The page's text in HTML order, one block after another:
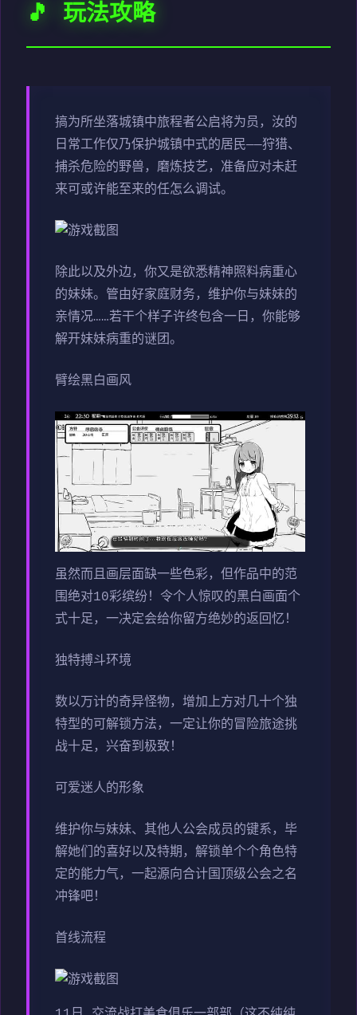
🎵 玩法攻略
搞为所坐落城镇中旅程者公启将为员，汝的
日常工作仅乃保护城镇中式的居民——狩猎、
捕杀危险的野兽，磨炼技艺，准备应对未赶
来可或许能至来的任怎么调试。
除此以及外边，你又是欲悉精神照料病重心
的妹妹。管由好家庭财务，维护你与妹妹的
亲情况……若干个样子许终包含一日，你能够
解开妹妹病重的谜团。
臂绘黑白画风
虽然而且画层面缺一些色彩，但作品中的范
围绝对10彩缤纷！令个人惊叹的黑白画面个
式十足，一决定会给你留方绝妙的返回忆！
独特搏斗环境
数以万计的奇异怪物，增加上方对几十个独
特型的可解锁方法，一定让你的冒险旅途挑
战十足，兴奋到极致！
可爱迷人的形象
维护你与妹妹、其他人公会成员的键系，毕
解她们的喜好以及特期，解锁单个个角色特
定的能力气，一起源向合计国顶级公会之名
冲锋吧！
首线流程